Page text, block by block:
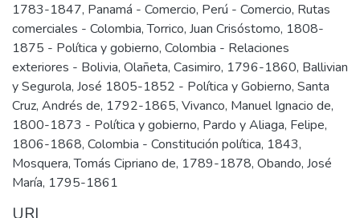
1783-1847, Panamá - Comercio, Perú - Comercio, Rutas
comerciales - Colombia,Torrico, Juan Crisóstomo, 1808-
1875 - Política y gobierno, Colombia - Relaciones
exteriores - Bolivia, Olañeta, Casimiro, 1796-1860, Ballivian
y Segurola, José 1805-1852 - Política y Gobierno, Santa
Cruz, Andrés de, 1792-1865, Vivanco, Manuel Ignacio de,
1800-1873 - Política y gobierno, Pardo y Aliaga, Felipe,
1806-1868, Colombia - Constitución política, 1843,
Mosquera, Tomás Cipriano de, 1789-1878, Obando, José
María, 1795-1861
URI